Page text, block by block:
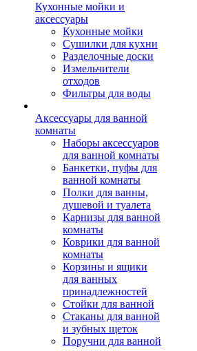
Кухонные мойки и
аксессуары
Кухонные мойки
Сушилки для кухни
Разделочные доски
Измельчители
отходов
Фильтры для воды
Аксессуары для ванной
комнаты
Наборы аксессуаров
для ванной комнаты
Банкетки, пуфы для
ванной комнаты
Полки для ванны,
душевой и туалета
Карнизы для ванной
комнаты
Коврики для ванной
комнаты
Корзины и ящики
для ванных
принадлежностей
Стойки для ванной
Стаканы для ванной
и зубных щеток
Поручни для ванной